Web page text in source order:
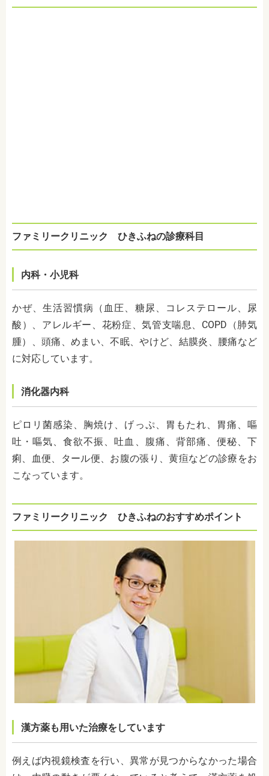
ファミリークリニック ひきふねの診療科目
内科・小児科
かぜ、生活習慣病（血圧、糖尿、コレステロール、尿
酸）、アレルギー、花粉症、気管支喘息、COPD（肺気
腫）、頭痛、めまい、不眠、やけど、結膜炎、腰痛など
に対応しています。
消化器内科
ピロリ菌感染、胸焼け、げっぷ、胃もたれ、胃痛、嘔
吐・嘔気、食欲不振、吐血、腹痛、背部痛、便秘、下
痢、血便、タール便、お腹の張り、黄疸などの診療をお
こなっています。
ファミリークリニック ひきふねのおすすめポイント
漢方薬も用いた治療をしています
例えば内視鏡検査を行い、異常が見つからなかった場合